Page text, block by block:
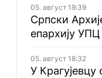
05. август 19:39
Српски
епархију УПЦ
05. август 18:32
У